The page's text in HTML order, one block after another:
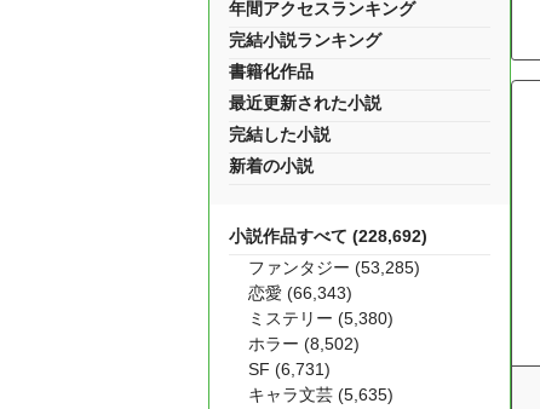
年間アクセスランキング
完結小説ランキング
書籍化作品
最近更新された小説
完結した小説
新着の小説
小説作品すべて (228,692)
ファンタジー (53,285)
恋愛 (66,343)
ミステリー (5,380)
ホラー (8,502)
SF (6,731)
キャラ文芸 (5,635)